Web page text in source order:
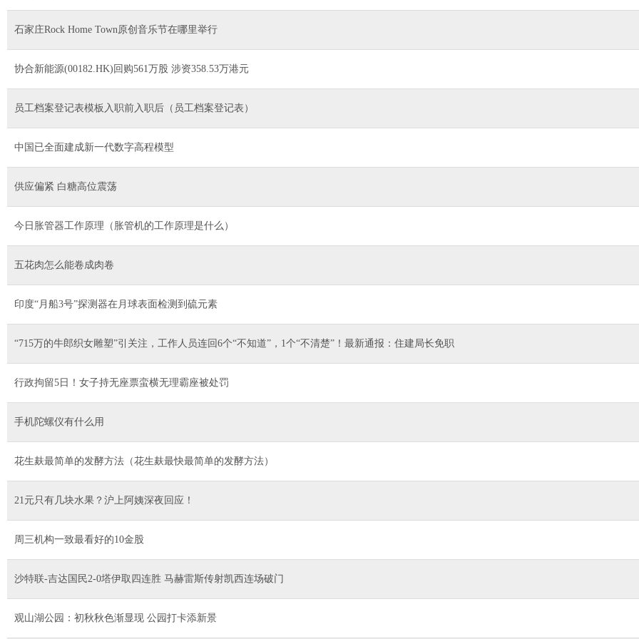
石家庄Rock Home Town原创音乐节在哪里举行
协合新能源(00182.HK)回购561万股 涉资358.53万港元
员工档案登记表模板入职前入职后（员工档案登记表）
中国已全面建成新一代数字高程模型
供应偏紧 白糖高位震荡
今日胀管器工作原理（胀管机的工作原理是什么）
五花肉怎么能卷成肉卷
印度“月船3号”探测器在月球表面检测到硫元素
“715万的牛郎织女雕塑”引关注，工作人员连回6个“不知道”，1个“不清楚”！最新通报：住建局长免职
行政拘留5日！女子持无座票蛮横无理霸座被处罚
手机陀螺仪有什么用
花生麸最简单的发酵方法（花生麸最快最简单的发酵方法）
21元只有几块水果？沪上阿姨深夜回应！
周三机构一致最看好的10金股
沙特联-吉达国民2-0塔伊取四连胜 马赫雷斯传射凯西连场破门
观山湖公园：初秋秋色渐显现 公园打卡添新景